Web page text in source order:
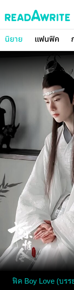
นิยาย แฟนฟิค
ฟิค Boy Love (บรร